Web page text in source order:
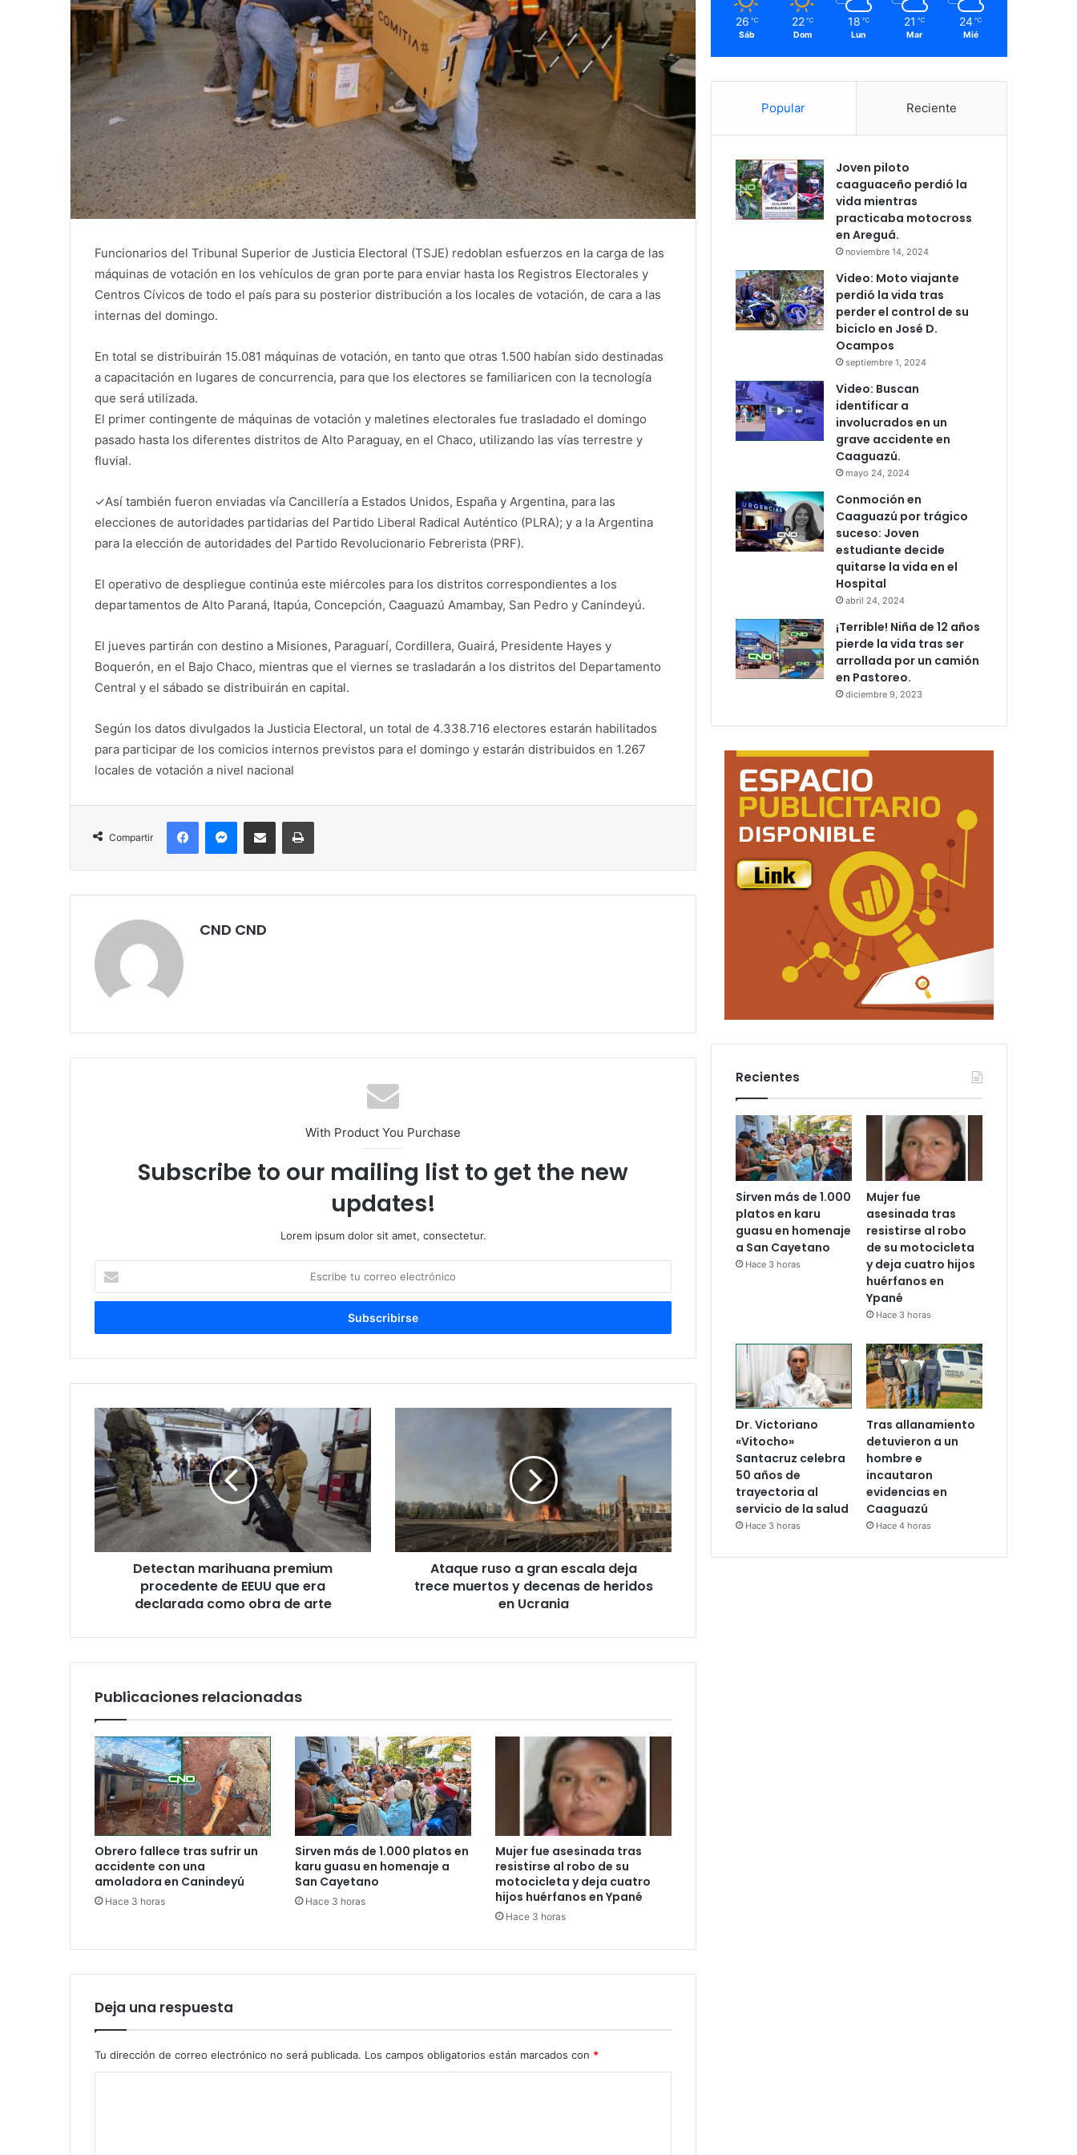
Funcionarios del Tribunal Superior de Justicia Electoral (TSJE) redoblan esfuerzos en la carga de las
máquinas de votación en los vehículos de gran porte para enviar hasta los Registros Electorales y
Centros Cívicos de todo el país para su posterior distribución a los locales de votación, de cara a las
internas del domingo.
En total se distribuirán 15.081 máquinas de votación, en tanto que otras 1.500 habían sido destinadas
a capacitación en lugares de concurrencia, para que los electores se familiaricen con la tecnología
que será utilizada.
El primer contingente de máquinas de votación y maletines electorales fue trasladado el domingo
pasado hasta los diferentes distritos de Alto Paraguay, en el Chaco, utilizando las vías terrestre y
fluvial.
✓Así también fueron enviadas vía Cancillería a Estados Unidos, España y Argentina, para las
elecciones de autoridades partidarias del Partido Liberal Radical Auténtico (PLRA); y a la Argentina
para la elección de autoridades del Partido Revolucionario Febrerista (PRF).
El operativo de despliegue continúa este miércoles para los distritos correspondientes a los
departamentos de Alto Paraná, Itapúa, Concepción, Caaguazú Amambay, San Pedro y Canindeyú.
El jueves partirán con destino a Misiones, Paraguarí, Cordillera, Guairá, Presidente Hayes y
Boquerón, en el Bajo Chaco, mientras que el viernes se trasladarán a los distritos del Departamento
Central y el sábado se distribuirán en capital.
Según los datos divulgados la Justicia Electoral, un total de 4.338.716 electores estarán habilitados
para participar de los comicios internos previstos para el domingo y estarán distribuidos en 1.267
locales de votación a nivel nacional
Compartir
CND CND
With Product You Purchase
Subscribe to our mailing list to get the new
updates!
Lorem ipsum dolor sit amet, consectetur.
c
i
t
o
r
r
e
o
e
e
n
o
Detectan marihuana premium
procedente de EEUU que era
declarada como obra de arte
Ataque ruso a gran escala deja
trece muertos y decenas de heridos
en Ucrania
Publicaciones relacionadas
Obrero fallece tras sufrir un
accidente con una
amoladora en Canindeyú
Hace 3 horas
Sirven más de 1.000 platos en
karu guasu en homenaje a
San Cayetano
Hace 3 horas
Mujer fue asesinada tras
resistirse al robo de su
motocicleta y deja cuatro
hijos huérfanos en Ypané
Hace 3 horas
Deja una respuesta
Tu dirección de correo electrónico no será publicada. Los campos obligatorios están marcados con *
26 ℃
Sáb
22 ℃
Dom
18 ℃
Lun
21 ℃
Mar
24 ℃
Mié
Popular Reciente
Joven piloto
caaguaceño perdió la
vida mientras
practicaba motocross
en Areguá.
noviembre 14, 2024
Video: Moto viajante
perdió la vida tras
perder el control de su
biciclo en José D.
Ocampos
septiembre 1, 2024
Video: Buscan
identificar a
involucrados en un
grave accidente en
Caaguazú.
mayo 24, 2024
Conmoción en
Caaguazú por trágico
suceso: Joven
estudiante decide
quitarse la vida en el
Hospital
abril 24, 2024
¡Terrible! Niña de 12 años
pierde la vida tras ser
arrollada por un camión
en Pastoreo.
diciembre 9, 2023
Recientes
Sirven más de 1.000
platos en karu
guasu en homenaje
a San Cayetano
Hace 3 horas
Mujer fue
asesinada tras
resistirse al robo
de su motocicleta
y deja cuatro hijos
huérfanos en
Ypané
Hace 3 horas
Dr. Victoriano
«Vitocho»
Santacruz celebra
50 años de
trayectoria al
servicio de la salud
Hace 3 horas
Tras allanamiento
detuvieron a un
hombre e
incautaron
evidencias en
Caaguazú
Hace 4 horas